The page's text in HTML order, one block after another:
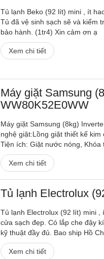
Tủ lạnh Beko (92 lít) mini , ít
Tủ đã vệ sinh sạch sẽ và kiểm
bảo hành. (1tr4) Xin cảm ơn ạ
Xem chi tiết
Máy giặt Samsung
WW80K52E0WW
Máy giặt Samsung (8kg)
nghệ giặt:Lồng giặt thiết kế
Tiện ích: Giặt nước nóng, Khóa
Xem chi tiết
Tủ lạnh Electrolux
Tủ lạnh Electrolux (92 lít) mini ,
cửa sạch đẹp. Có lắp che đậy
kỹ thuật đầy đủ. Bao ship Hồ
Xem chi tiết